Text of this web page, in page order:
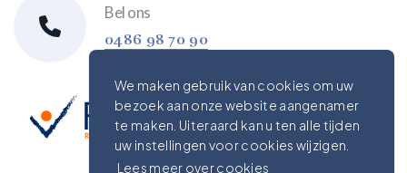
We maken gebruik van cookies om uw
bezoek aan onze website aangenamer
te maken. Uiteraard kan u ten alle tijden
uw instellingen voor cookies wijzigen.
Lees meer over cookies
Bel ons
0486 98 70 90